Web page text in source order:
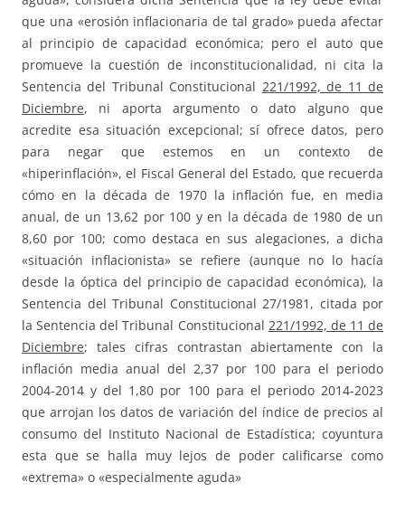
que una «erosión inflacionaria de tal grado» pueda afectar
al principio de capacidad económica; pero el auto que
promueve la cuestión de inconstitucionalidad, ni cita la
Sentencia del Tribunal Constitucional 221/1992, de 11 de
Diciembre, ni aporta argumento o dato alguno que
acredite esa situación excepcional; sí ofrece datos, pero
para negar que estemos en un contexto de
«hiperinflación», el Fiscal General del Estado, que recuerda
cómo en la década de 1970 la inflación fue, en media
anual, de un 13,62 por 100 y en la década de 1980 de un
8,60 por 100; como destaca en sus alegaciones, a dicha
«situación inflacionista» se refiere (aunque no lo hacía
desde la óptica del principio de capacidad económica), la
Sentencia del Tribunal Constitucional 27/1981, citada por
la Sentencia del Tribunal Constitucional 221/1992, de 11 de
Diciembre; tales cifras contrastan abiertamente con la
inflación media anual del 2,37 por 100 para el periodo
2004-2014 y del 1,80 por 100 para el periodo 2014-2023
que arrojan los datos de variación del índice de precios al
consumo del Instituto Nacional de Estadística; coyuntura
esta que se halla muy lejos de poder calificarse como
«extrema» o «especialmente aguda»